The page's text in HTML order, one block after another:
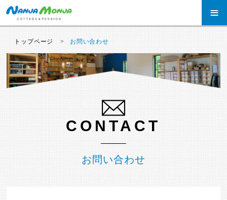
≡
トップページ お問い合わせ
CONTACT
お問い合わせ